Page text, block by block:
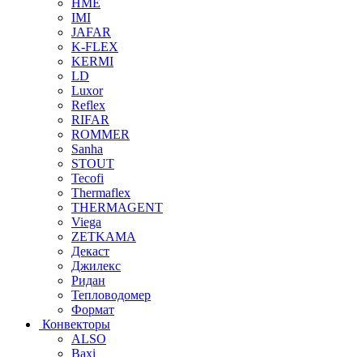
IMI
JAFAR
K-FLEX
KERMI
LD
Luxor
Reflex
RIFAR
ROMMER
Sanha
STOUT
Tecofi
Thermaflex
THERMAGENT
Viega
ZETKAMA
Декаст
Джилекс
Ридан
Тепловодомер
Формат
Конвекторы
ALSO
Baxi